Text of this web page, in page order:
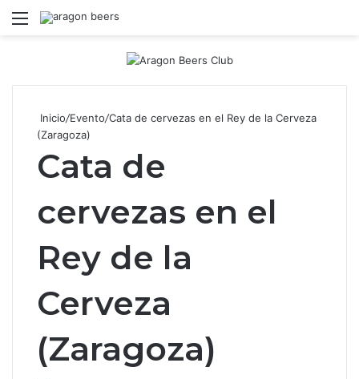
Menú
Inicio/Evento/Cata de cervezas en el Rey de la Cerveza
(Zaragoza)
Cata de
cervezas en el
Rey de la
Cerveza
(Zaragoza)